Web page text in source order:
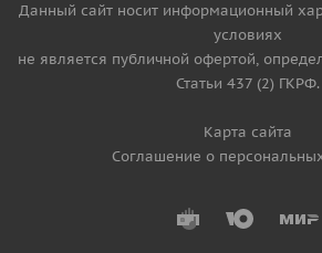
Данный сайт носит информационный
условиях
не является публичной офертой,
Статьи 437 (2) ГКРФ.
Карта сайта
Соглашение о